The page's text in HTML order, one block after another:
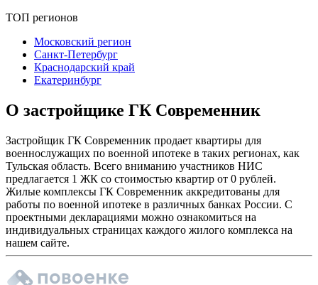
ТОП регионов
Московский регион
Санкт-Петербург
Краснодарский край
Екатеринбург
О застройщике ГК Современник
Застройщик ГК Современник продает квартиры для
военнослужащих по военной ипотеке в таких регионах, как
Тульская область. Всего вниманию участников НИС
предлагается 1 ЖК со стоимостью квартир от 0 рублей.
Жилые комплексы ГК Современник аккредитованы для
работы по военной ипотеке в различных банках России. С
проектными декларациями можно ознакомиться на
индивидуальных страницах каждого жилого комплекса на
нашем сайте.